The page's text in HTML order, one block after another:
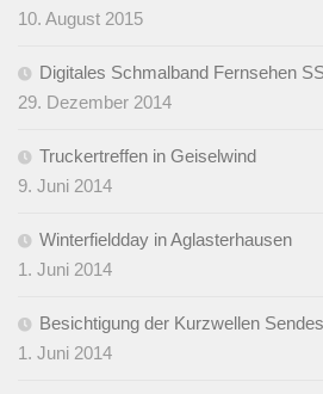
10. August 2015
Digitales Schmalband Fernsehen
29. Dezember 2014
Truckertreffen in Geiselwind
9. Juni 2014
Winterfieldday in Aglasterhausen
1. Juni 2014
Besichtigung der Kurzwellen
1. Juni 2014